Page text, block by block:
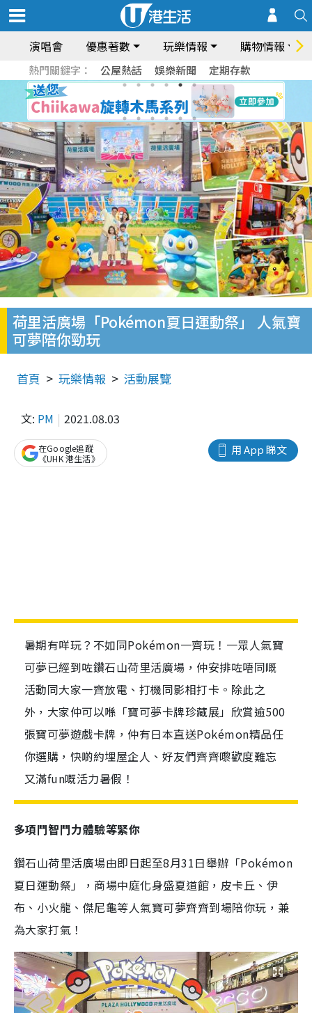
演唱會 優惠著數 玩樂情報 購物情報
熱門關鍵字： 公屋熱話 娛樂新聞 定期存款
荷里活廣場「Pokémon夏日運動祭」 人氣寶
可夢陪你勁玩
首頁 玩樂情報 活動展覽
文: PM 2021.08.03
用 App 睇文
在Google追蹤
《UHK 港生活》
暑期有咩玩？不如同Pokémon一齊玩！一眾人氣寶
可夢已經到咗鑽石山荷里活廣場，仲安排咗唔同嘅
活動同大家一齊放電、打機同影相打卡。除此之
外，大家仲可以喺「寶可夢卡牌珍藏展」欣賞逾500
張寶可夢遊戲卡牌，仲有日本直送Pokémon精品任
你選購，快啲約埋屋企人、好友們齊齊嚟歡度難忘
又滿fun嘅活力暑假！
多項鬥智鬥力體驗等緊你
鑽石山荷里活廣場由即日起至8月31日舉辦「Pokémon
夏日運動祭」，商場中庭化身盛夏道館，皮卡丘、伊
布、小火龍、傑尼龜等人氣寶可夢齊齊到場陪你玩，兼
為大家打氣！